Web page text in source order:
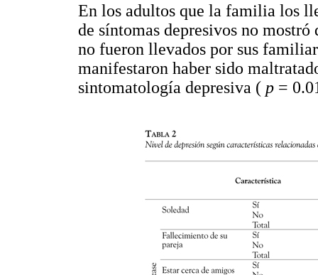
En los adultos que la familia los
de síntomas depresivos no
no fueron llevados por sus
manifestaron haber sido
sintomatología depresiva ( p =